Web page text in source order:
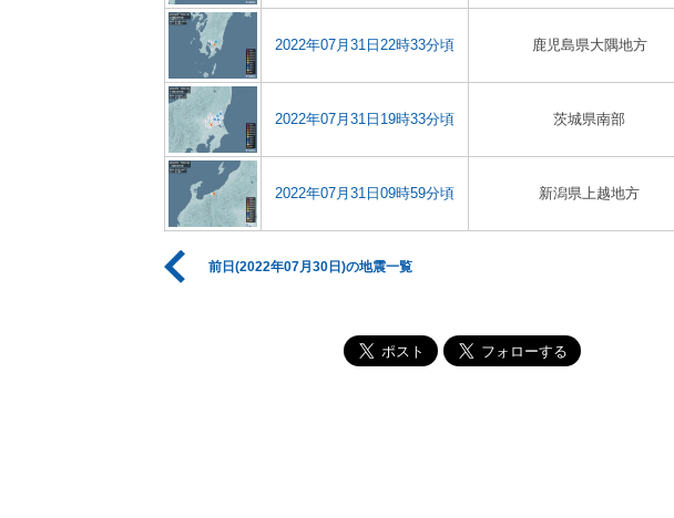
2022年07月31日22時33分頃 鹿児島県大隅地方
2022年07月31日19時33分頃 茨城県南部
2022年07月31日09時59分頃 新潟県上越地方
前日(2022年07月30日)の地震一覧